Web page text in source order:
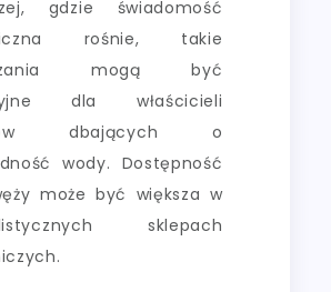
gdzie świadomość
rośnie, takie
mogą być
dla właścicieli
dbających o
wody. Dostępność
może być większa w
sklepach